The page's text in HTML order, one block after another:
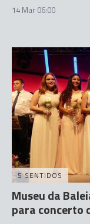
14 Mar 06:00
5 SENTIDOS
Museu da
para concerto